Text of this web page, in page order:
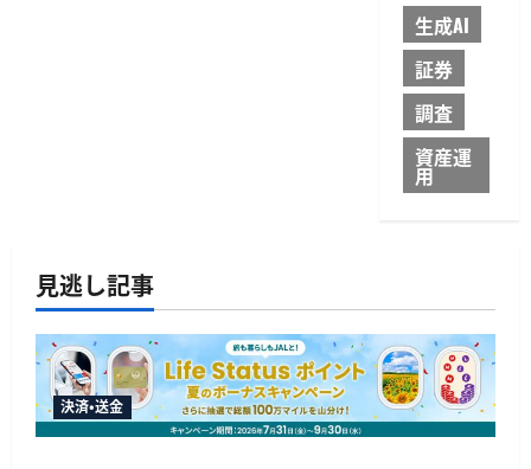
生成AI
証券
調査
資産運
用
見逃し記事
決済・送金